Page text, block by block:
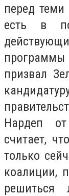
перед
есть в
призвал
Нардеп
считает,
только
коалиции,
решиться